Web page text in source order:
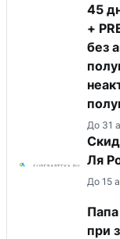
45
+
без
До 31
Ля
До 15
при